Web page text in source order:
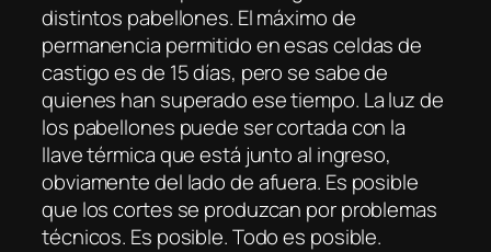
distintos pabellones. El máximo de
permanencia permitido en esas celdas de
castigo es de 15 días, pero se sabe de
quienes han superado ese tiempo. La luz de
los pabellones puede ser cortada con la
llave térmica que está junto al ingreso,
obviamente del lado de afuera. Es posible
que los cortes se produzcan por problemas
técnicos. Es posible. Todo es posible.